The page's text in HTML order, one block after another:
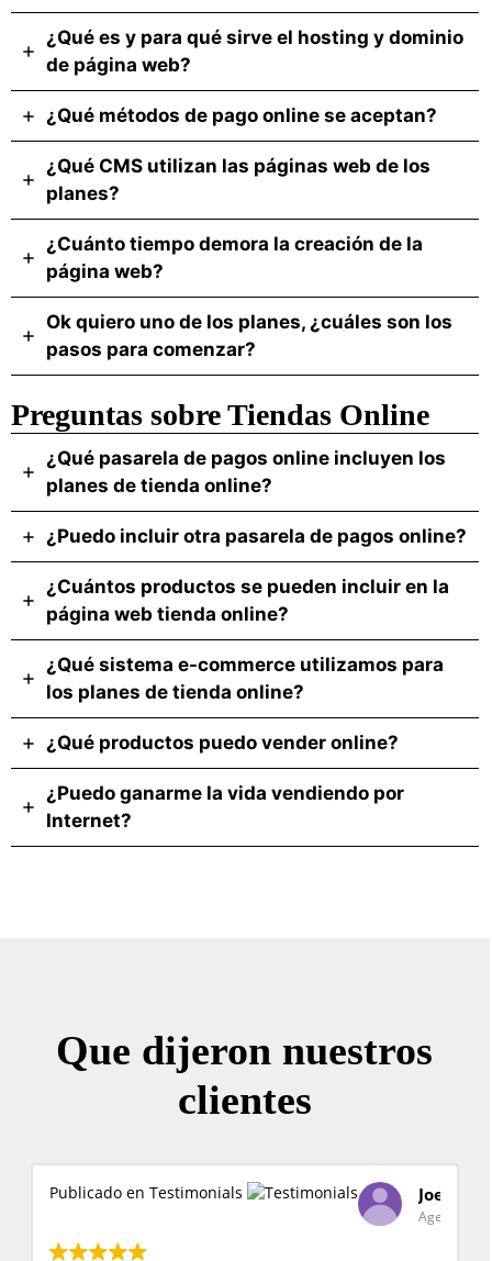
¿Qué es y para qué sirve el hosting y dominio
de página web?
¿Qué métodos de pago online se aceptan?
¿Qué CMS utilizan las páginas web de los
planes?
¿Cuánto tiempo demora la creación de la
página web?
Ok quiero uno de los planes, ¿cuáles son los
pasos para comenzar?
Preguntas sobre Tiendas Online
¿Qué pasarela de pagos online incluyen los
planes de tienda online?
¿Puedo incluir otra pasarela de pagos online?
¿Cuántos productos se pueden incluir en la
página web tienda online?
¿Qué sistema e-commerce utilizamos para
los planes de tienda online?
¿Qué productos puedo vender online?
¿Puedo ganarme la vida vendiendo por
Internet?
Que dijeron nuestros
clientes
Joel GuevaraPublicado en Testimonials
Emprendedora